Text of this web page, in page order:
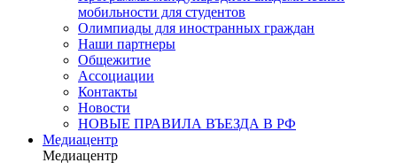
мобильности для студентов
Олимпиады для иностранных граждан
Наши партнеры
Общежитие
Ассоциации
Контакты
Новости
НОВЫЕ ПРАВИЛА ВЪЕЗДА В РФ
Медиацентр
Медиацентр